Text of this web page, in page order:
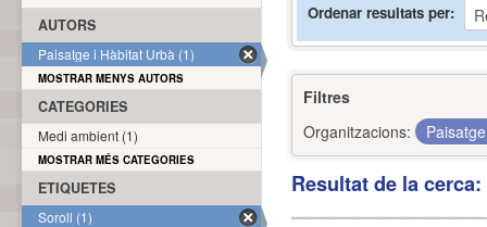
Ordenar resultats per
Filtres
Organitzacions:
Resultat de la
AUTORS
Paisatge i Hàbitat Urbà (1)
MOSTRAR MENYS AUTORS
CATEGORIES
Medi ambient (1)
MOSTRAR MÉS CATEGORIES
ETIQUETES
Soroll (1)